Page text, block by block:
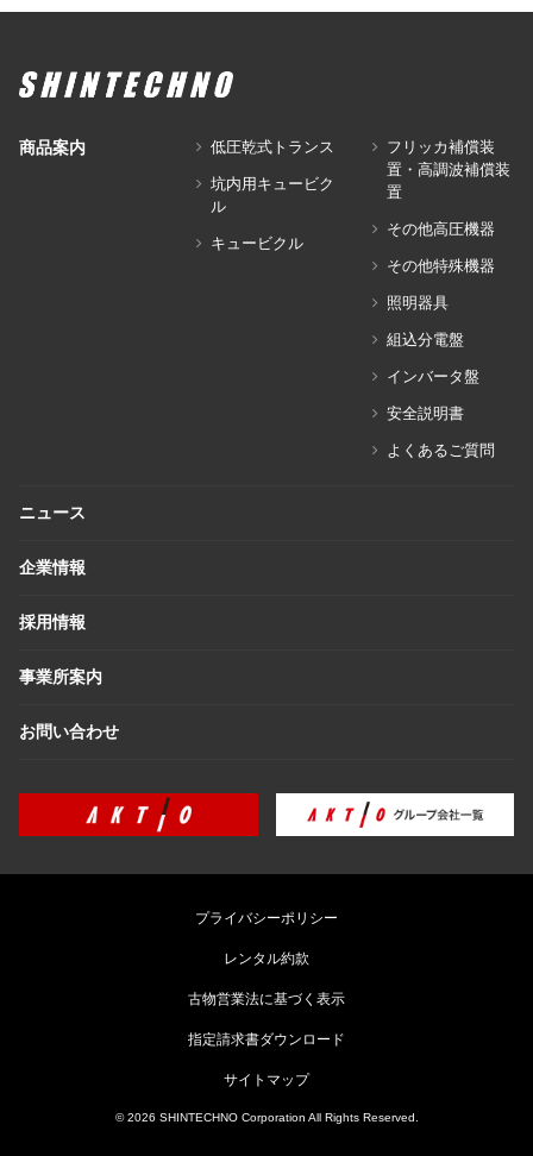
商品案内 低圧乾式トランス
坑内用キュービク
ル
キュービクル
フリッカ補償装
置・高調波補償装
置
その他高圧機器
その他特殊機器
照明器具
組込分電盤
インバータ盤
安全説明書
よくあるご質問
ニュース
企業情報
採用情報
事業所案内
お問い合わせ
プライバシーポリシー
レンタル約款
古物営業法に基づく表示
指定請求書ダウンロード
サイトマップ
© 2026 SHINTECHNO Corporation All Rights Reserved.